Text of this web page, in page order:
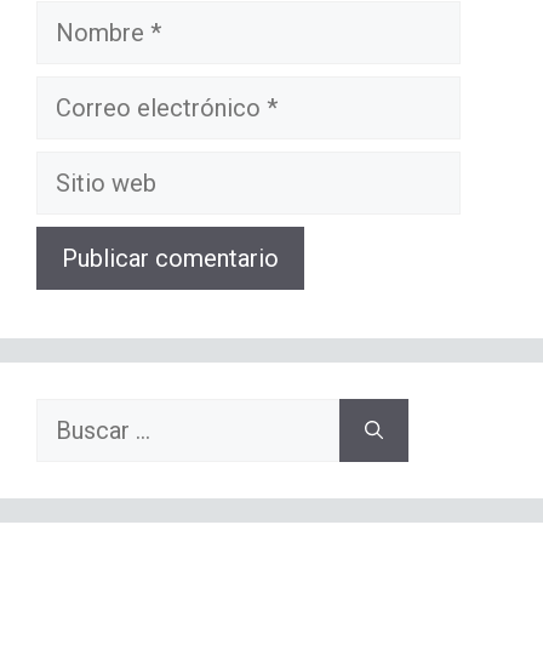
Nombre
Correo
Sitio
Buscar: